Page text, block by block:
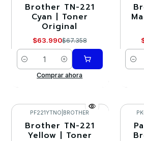
-5%
Brother TN-221
Cyan | Toner
Original
$63.990$67.358
Cantidad
Comprar ahora
-
-5%
PF221YTNO BROTHER
Brother TN-221
Yellow | Toner
-